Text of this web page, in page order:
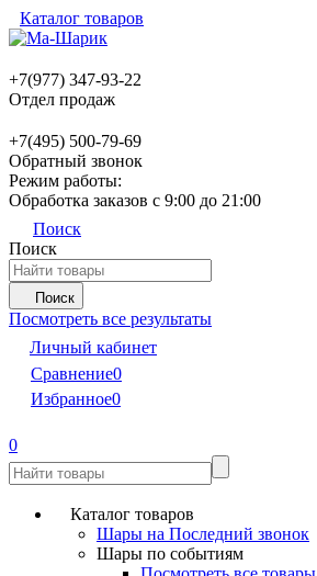
Каталог товаров
+7(977) 347-93-22
Отдел продаж
+7(495) 500-79-69
Обратный звонок
Режим работы:
Обработка заказов с 9:00 до 21:00
Поиск
Поиск
Поиск
Посмотреть все результаты
Личный кабинет
Сравнение0
Избранное0
0
Каталог товаров
Шары на Последний звонок
Шары по событиям